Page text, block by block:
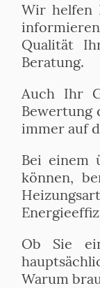
Wir helfen
Qualität
Beratung.
Auch Ihr
Bewertung
immer auf
Bei einem
können,
Ob Sie
Warum